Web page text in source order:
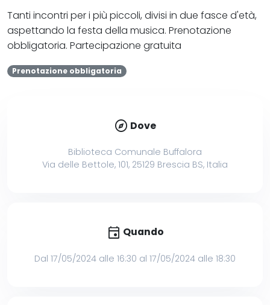
Tanti incontri per i più piccoli, divisi in due fasce d'età,
aspettando la festa della musica. Prenotazione
obbligatoria. Partecipazione gratuita
Prenotazione obbligatoria
explore Dove
Biblioteca Comunale Buffalora
Via delle Bettole, 101, 25129 Brescia BS, Italia
event Quando
Dal 17/05/2024 alle 16:30 al 17/05/2024 alle 18:30